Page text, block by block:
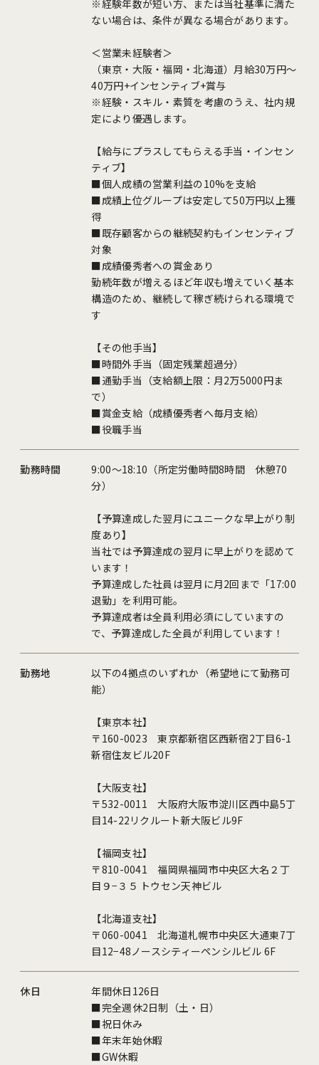
※経験年数が短い方、または当社基準に満た
ない場合は、条件が異なる場合があります。
＜営業未経験者＞
（東京・大阪・福岡・北海道）月給30万円～
40万円+インセンティブ+賞与
※経験・スキル・素質を考慮のうえ、社内規
定により優遇します。
【給与にプラスしてもらえる手当・インセン
ティブ】
■個人成績の営業利益の10%を支給
■成績上位グループは安定して50万円以上獲
得
■既存顧客からの継続契約もインセンティブ
対象
■成績優秀者への賞金あり
勤続年数が増えるほど年収も増えていく基本
構造のため、継続して稼ぎ続けられる環境で
す
【その他手当】
■時間外手当（固定残業超過分）
■通勤手当（支給額上限：月2万5000円ま
で）
■賞金支給（成績優秀者へ毎月支給）
■役職手当
勤務時間
9:00～18:10（所定労働時間8時間 休憩70
分）
【予算達成した翌月にユニークな早上がり制
度あり】
当社では予算達成の翌月に早上がりを認めて
います！
予算達成した社員は翌月に月2回まで「17:00
退勤」を利用可能。
予算達成者は全員利用必須にしていますの
で、予算達成した全員が利用しています！
勤務地
以下の4拠点のいずれか（希望地にて勤務可
能）
【東京本社】
〒160-0023 東京都新宿区西新宿2丁目6-1
新宿住友ビル20F
【大阪支社】
〒532-0011 大阪府大阪市淀川区西中島5丁
目14-22リクルート新大阪ビル9F
【福岡支社】
〒810-0041 福岡県福岡市中央区大名２丁
目９−３５ トウセン天神ビル
【北海道支社】
〒060-0041 北海道札幌市中央区大通東7丁
目12−48ノースシティーペンシルビル 6F
休日
年間休日126日
■完全週休2日制（土・日）
■祝日休み
■年末年始休暇
■GW休暇